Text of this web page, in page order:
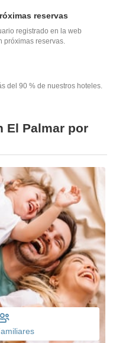
reservas
registrado en la web
próximas reservas.
del 90 % de nuestros hoteles.
El Palmar por